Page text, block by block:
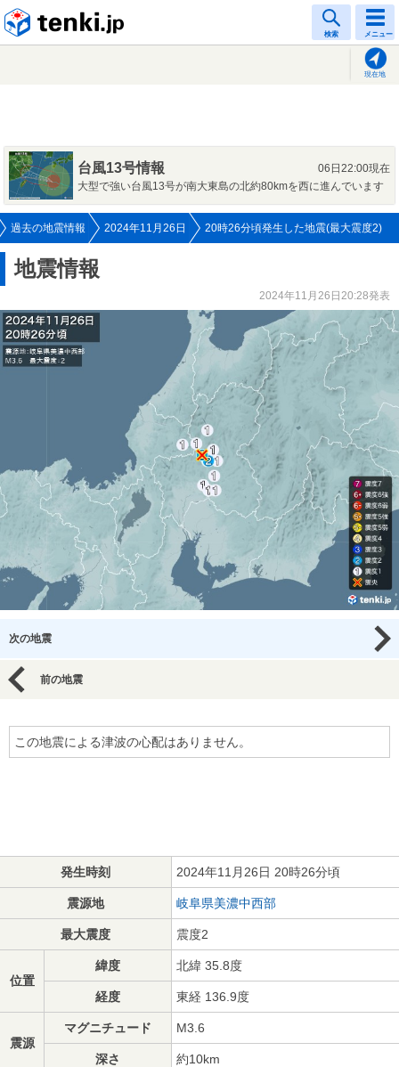
検索 メニュー
現在地
台風13号情報
06日22:00現在
大型で強い台風13号が南大東島の北約80kmを西に進んでいます
過去の地震情報 2024年11月26日 20時26分頃発生した地震(最大震度2)
地震情報
2024年11月26日20:28発表
次の地震
前の地震
この地震による津波の心配はありません。
発生時刻 2024年11月26日 20時26分頃
震源地 岐阜県美濃中西部
最大震度 震度2
位置
緯度 北緯 35.8度
経度 東経 136.9度
震源
マグニチュード M3.6
深さ 約10km